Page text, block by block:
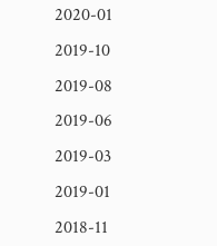
2020-01
2019-10
2019-08
2019-06
2019-03
2019-01
2018-11